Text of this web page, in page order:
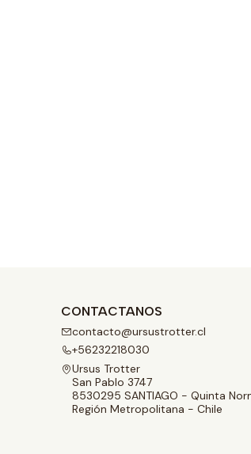
CONTACTANOS
contacto@ursustrotter.cl
+56232218030
Ursus Trotter
San Pablo 3747
8530295 SANTIAGO - Quinta
Región Metropolitana - Chile